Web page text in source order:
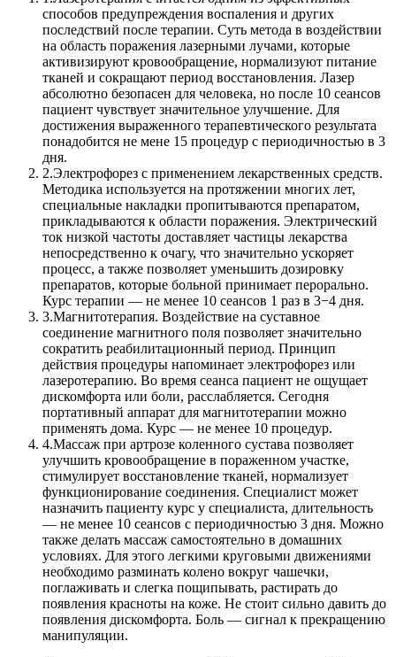
способов предупреждения воспаления и других
последствий после терапии. Суть метода в воздействии
на область поражения лазерными лучами, которые
активизируют кровообращение, нормализуют питание
тканей и сокращают период восстановления. Лазер
абсолютно безопасен для человека, но после 10 сеансов
пациент чувствует значительное улучшение. Для
достижения выраженного терапевтического результата
понадобится не мене 15 процедур с периодичностью в 3
дня.
2.Электрофорез с применением лекарственных средств.
Методика используется на протяжении многих лет,
специальные накладки пропитываются препаратом,
прикладываются к области поражения. Электрический
ток низкой частоты доставляет частицы лекарства
непосредственно к очагу, что значительно ускоряет
процесс, а также позволяет уменьшить дозировку
препаратов, которые больной принимает перорально.
Курс терапии — не менее 10 сеансов 1 раз в 3−4 дня.
3.Магнитотерапия. Воздействие на суставное
соединение магнитного поля позволяет значительно
сократить реабилитационный период. Принцип
действия процедуры напоминает электрофорез или
лазеротерапию. Во время сеанса пациент не ощущает
дискомфорта или боли, расслабляется. Сегодня
портативный аппарат для магнитотерапии можно
применять дома. Курс — не менее 10 процедур.
4.Массаж при артрозе коленного сустава позволяет
улучшить кровообращение в пораженном участке,
стимулирует восстановление тканей, нормализует
функционирование соединения. Специалист может
назначить пациенту курс у специалиста, длительность
— не менее 10 сеансов с периодичностью 3 дня. Можно
также делать массаж самостоятельно в домашних
условиях. Для этого легкими круговыми движениями
необходимо разминать колено вокруг чашечки,
поглаживать и слегка пощипывать, растирать до
появления красноты на коже. Не стоит сильно давить до
появления дискомфорта. Боль — сигнал к прекращению
манипуляции.